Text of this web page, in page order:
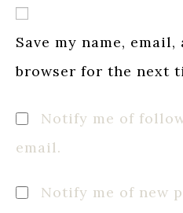
URL
(optional)
Save my name,
browser for the next
Notify me of
email.
Notify me of new